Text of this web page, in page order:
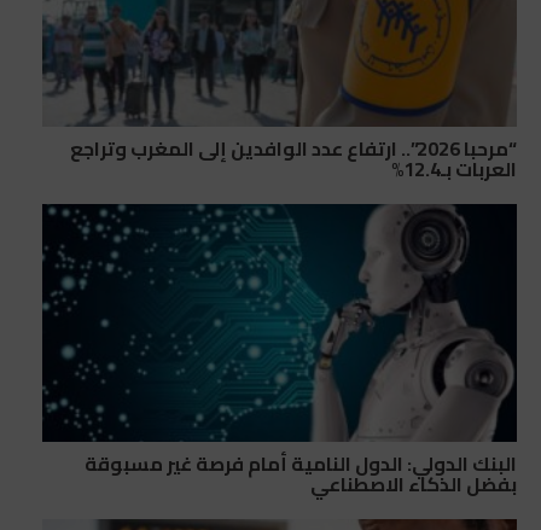
“مرحبا 2026”.. ارتفاع عدد الوافدين إلى المغرب وتراجع
العربات بـ12.4%
البنك الدولي: الدول النامية أمام فرصة غير مسبوقة
بفضل الذكاء الاصطناعي